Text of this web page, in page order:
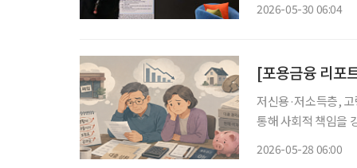
2026-05-30 06:04
[포용금융 리포
저신용·저소득층,
통해 사회적 책임을
2026-05-28 06:00